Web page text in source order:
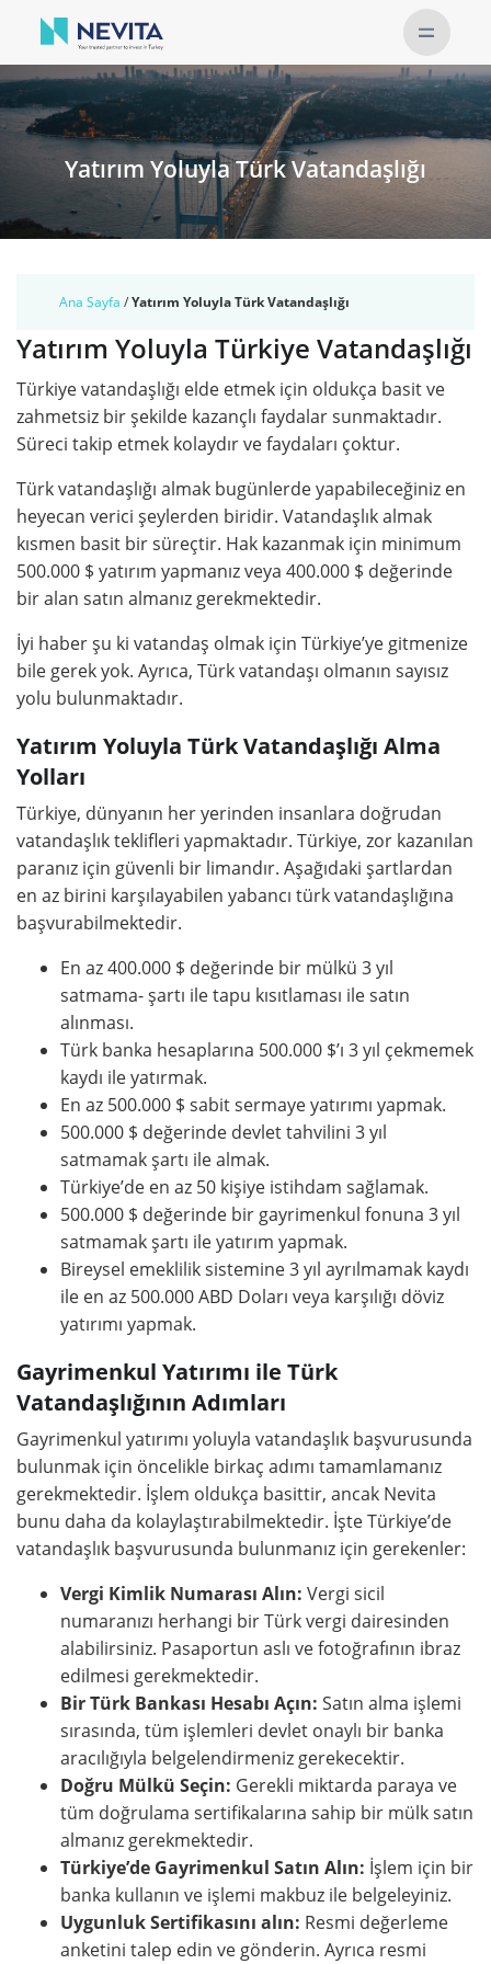
Yatırım Yoluyla Türk Vatandaşlığı
Ana Sayfa /Yatırım Yoluyla Türk Vatandaşlığı
Yatırım Yoluyla Türkiye Vatandaşlığı
Türkiye vatandaşlığı elde etmek için oldukça basit ve
zahmetsiz bir şekilde kazançlı faydalar sunmaktadır.
Süreci takip etmek kolaydır ve faydaları çoktur.
Türk vatandaşlığı almak bugünlerde yapabileceğiniz en
heyecan verici şeylerden biridir. Vatandaşlık almak
kısmen basit bir süreçtir. Hak kazanmak için minimum
500.000 $ yatırım yapmanız veya 400.000 $ değerinde
bir alan satın almanız gerekmektedir.
İyi haber şu ki vatandaş olmak için Türkiye’ye gitmenize
bile gerek yok. Ayrıca, Türk vatandaşı olmanın sayısız
yolu bulunmaktadır.
Yatırım Yoluyla Türk Vatandaşlığı Alma
Yolları
Türkiye, dünyanın her yerinden insanlara doğrudan
vatandaşlık teklifleri yapmaktadır. Türkiye, zor kazanılan
paranız için güvenli bir limandır. Aşağıdaki şartlardan
en az birini karşılayabilen yabancı türk vatandaşlığına
başvurabilmektedir.
En az 400.000 $ değerinde bir mülkü 3 yıl
satmama- şartı ile tapu kısıtlaması ile satın
alınması.
Türk banka hesaplarına 500.000 $’ı 3 yıl çekmemek
kaydı ile yatırmak.
En az 500.000 $ sabit sermaye yatırımı yapmak.
500.000 $ değerinde devlet tahvilini 3 yıl
satmamak şartı ile almak.
Türkiye’de en az 50 kişiye istihdam sağlamak.
500.000 $ değerinde bir gayrimenkul fonuna 3 yıl
satmamak şartı ile yatırım yapmak.
Bireysel emeklilik sistemine 3 yıl ayrılmamak kaydı
ile en az 500.000 ABD Doları veya karşılığı döviz
yatırımı yapmak.
Gayrimenkul Yatırımı ile Türk
Vatandaşlığının Adımları
Gayrimenkul yatırımı yoluyla vatandaşlık başvurusunda
bulunmak için öncelikle birkaç adımı tamamlamanız
gerekmektedir. İşlem oldukça basittir, ancak Nevita
bunu daha da kolaylaştırabilmektedir. İşte Türkiye’de
vatandaşlık başvurusunda bulunmanız için gerekenler:
Vergi Kimlik Numarası Alın: Vergi sicil
numaranızı herhangi bir Türk vergi dairesinden
alabilirsiniz. Pasaportun aslı ve fotoğrafının ibraz
edilmesi gerekmektedir.
Bir Türk Bankası Hesabı Açın: Satın alma işlemi
sırasında, tüm işlemleri devlet onaylı bir banka
aracılığıyla belgelendirmeniz gerekecektir.
Doğru Mülkü Seçin: Gerekli miktarda paraya ve
tüm doğrulama sertifikalarına sahip bir mülk satın
almanız gerekmektedir.
Türkiye’de Gayrimenkul Satın Alın: İşlem için bir
banka kullanın ve işlemi makbuz ile belgeleyiniz.
Uygunluk Sertifikasını alın: Resmi değerleme
anketini talep edin ve gönderin. Ayrıca resmi